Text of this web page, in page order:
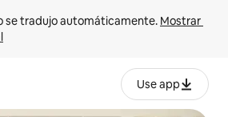
se tradujo automáticamente. Mostrar
Use app